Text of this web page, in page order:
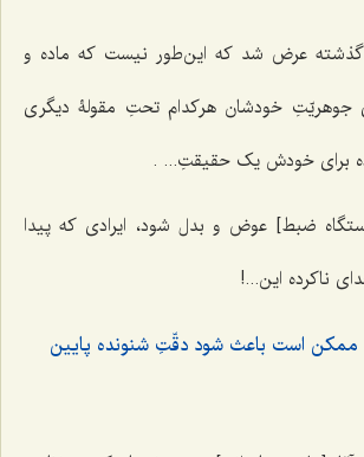
عرض شد که این‌طور نیست که ماده و
خودشان هرکدام تحتِ مقولۀ دیگری
برای خودش یک حقیقتِ... .
ضبط] عوض و بدل شود، ایرادی که پیدا
ناکرده این...!
است باعث شود دقّتِ شنونده پایین